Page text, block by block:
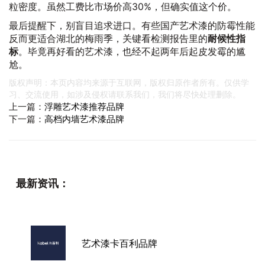
粒密度。虽然工费比市场价高30%，但确实值这个价。
最后提醒下，别盲目追求进口。有些国产艺术漆的防霉性能
反而更适合湖北的梅雨季，关键看检测报告里的耐候性指
标。毕竟再好看的艺术漆，也经不起两年后起皮发霉的尴
尬。
版权声明：本页内容均来源于互联网，版权归原作者所有。仅供学
习、交流使用，如涉及侵权请联系我们，我们将尽快处理删除。
上一篇： 浮雕艺术漆推荐品牌
下一篇： 高档内墙艺术漆品牌
最新资讯：
艺术漆卡百利品牌